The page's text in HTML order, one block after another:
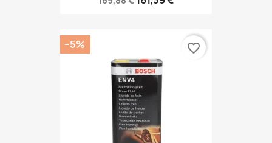
−5% favorite_border